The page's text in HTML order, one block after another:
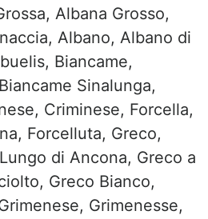
Albana Grosso,
Albano, Albano di
Biancame,
Sinalunga,
Criminese, Forcella,
Forcelluta, Greco,
di Ancona, Greco a
Greco Bianco,
Grimenesse,